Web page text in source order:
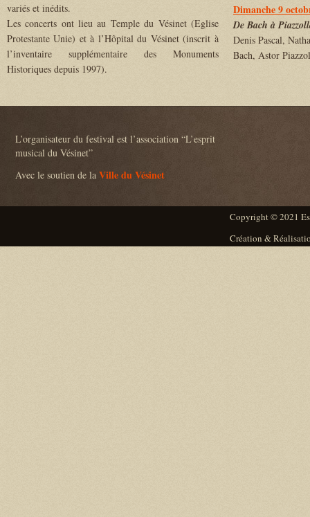
variés et inédits.
Les concerts ont lieu au Temple du Vésinet (Eglise
Protestante Unie) et à l’Hôpital du Vésinet (inscrit à
l’inventaire supplémentaire des Monuments
Historiques depuis 1997).
Dimanche 9
De Bach à
Denis Pascal,
Bach, Astor
L’organisateur du festival est l’association “L’esprit
musical du Vésinet”
Avec le soutien de la Ville du Vésinet
Copyright © 2021
Création &